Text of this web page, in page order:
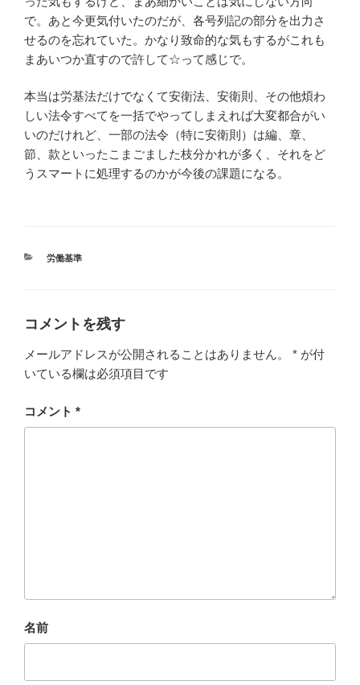
で。あと今更気付いたのだが、各号列記の部分を出力さ
せるのを忘れていた。かなり致命的な気もするがこれも
まあいつか直すので許して☆って感じで。
本当は労基法だけでなくて安衛法、安衛則、その他煩わ
しい法令すべてを一括でやってしまえれば大変都合がい
いのだけれど、一部の法令（特に安衛則）は編、章、
節、款といったこまごました枝分かれが多く、それをど
うスマートに処理するのかが今後の課題になる。
カ
労働基準
コメントを残す
メールアドレスが公開されることはありません。 * が付
いている欄は必須項目です
コメント *
名前